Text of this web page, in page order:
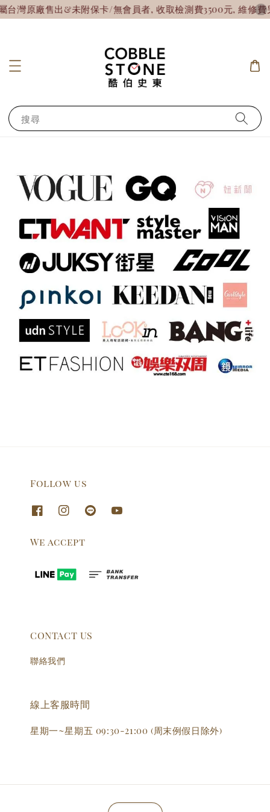
台灣原廠售出&未附保卡/無會員者, 收取檢測費3500元, 維修費
搜尋
Follow us
We accept
CONTACT US
聯絡我們
線上客服時間
星期一~星期五 09:30-21:00 (周末例假日除外)